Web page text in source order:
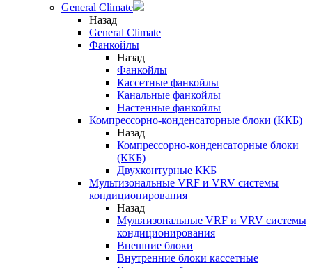
General Climate
Назад
General Climate
Фанкойлы
Назад
Фанкойлы
Кассетные фанкойлы
Канальные фанкойлы
Настенные фанкойлы
Компрессорно-конденсаторные блоки (ККБ)
Назад
Компрессорно-конденсаторные блоки
(ККБ)
Двухконтурные ККБ
Мультизональные VRF и VRV системы
кондиционирования
Назад
Мультизональные VRF и VRV системы
кондиционирования
Внешние блоки
Внутренние блоки кассетные